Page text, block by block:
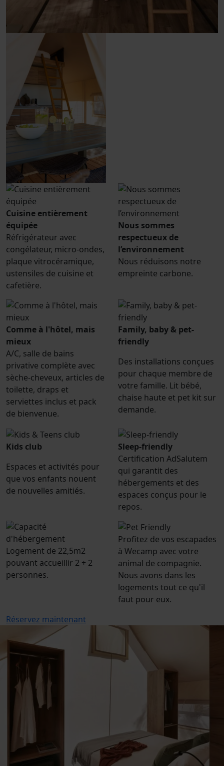
Cuisine entièrement
équipée
Réfrigérateur avec
congélateur, micro-ondes,
plaque vitrocéramique,
ustensiles de cuisine et
cafetière.
Nous sommes
respectueux de
l’environnement
Nous réduisons notre
empreinte carbone.
Comme à l'hôtel, mais
mieux
A/C, salle de bains
privative complète avec
sèche-cheveux, articles de
toilette, draps et
serviettes inclus et pack
de bienvenue.
Family, baby & pet-
friendly
Des installations conçues
pour chaque membre de
votre famille. Lit bébé,
chaise haute et pet kit sur
demande.
Kids club
Espaces et activités pour
que vos enfants nouent
de nouvelles amitiés.
Sleep-friendly
Certification AdSalutem
qui garantit des
hébergements et des
espaces conçus pour le
repos.
Logement de 22,5m2
pouvant accueillir 2 + 2
personnes.
Profitez de vos escapades
à Wecamp avec votre
animal de compagnie.
Nous avons dans les
logements tout ce qu'il
faut pour eux.
Réservez maintenant